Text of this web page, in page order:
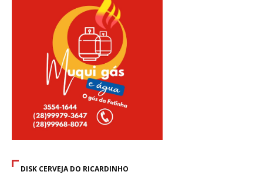
DISK CERVEJA DO RICARDINHO